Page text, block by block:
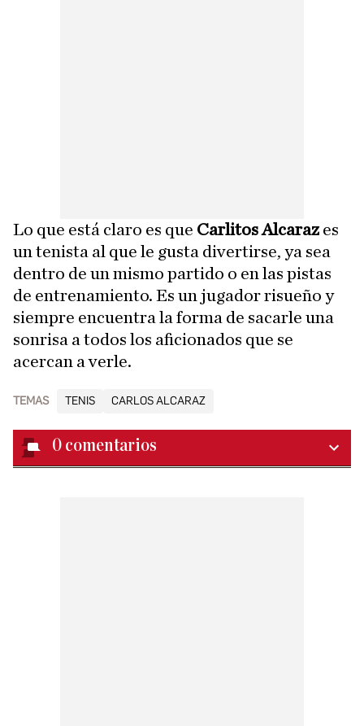
Lo que está claro es que Carlitos Alcarazes
un tenista al que le gusta divertirse, ya sea
dentro de un mismo partido o en las pistas
de entrenamiento. Es un jugador risueño y
siempre encuentra la forma de sacarle una
sonrisa a todos los aficionados que se
acercan a verle.
TEMAS TENIS CARLOS ALCARAZ
0 comentarios